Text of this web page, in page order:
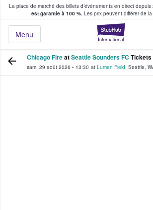
La place de marché des billets d’événements en direct depuis
est garantie à 100 %. Les prix peuvent différer de
Menu
fans achètent et vendent
Chicago FireatSeattle Sounders FC Tickets
sam. 29 août 2026 • 13:30 at Lumen Field, Seattle,